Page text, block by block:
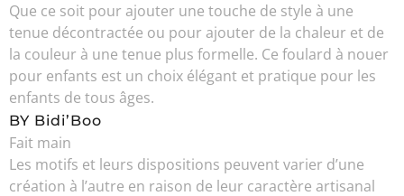
Que ce soit pour ajouter une touche de style à une
tenue décontractée ou pour ajouter de la chaleur et de
la couleur à une tenue plus formelle. Ce foulard à nouer
pour enfants est un choix élégant et pratique pour les
enfants de tous âges.
BY Bidi’Boo
Fait main
Les motifs et leurs dispositions peuvent varier d’une
création à l’autre en raison de leur caractère artisanal